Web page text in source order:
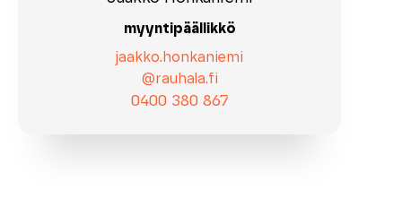
myyntipäällikkö
jaakko.honkaniemi
@rauhala.fi
0400 380 867